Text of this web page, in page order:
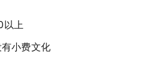
以上
小费文化